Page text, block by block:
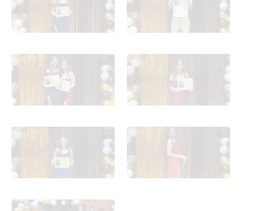
4 eso C Despedida de 4º 4 eso C Despedida de 4º
4 eso C Despedida de 4º
4 eso C Despedida de 4º